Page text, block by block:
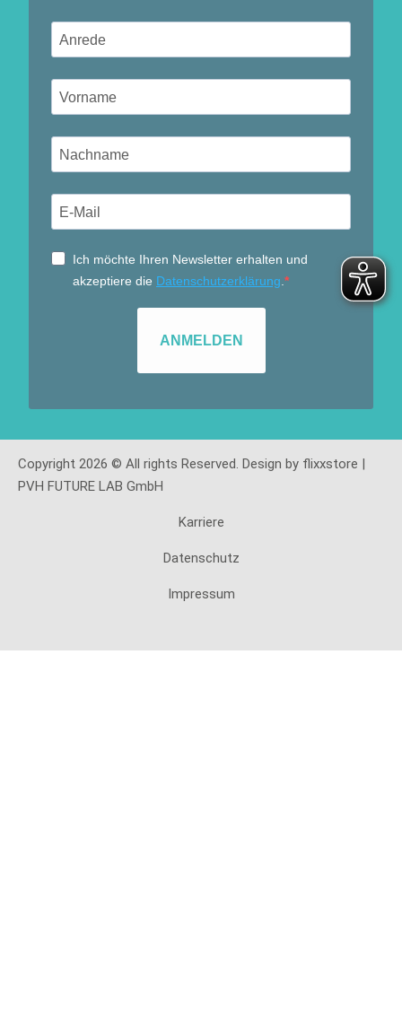
Ich möchte Ihren Newsletter erhalten und
akzeptiere die Datenschutzerklärung
ANMELDEN
Copyright 2026 © All rights Reserved. Design by flixxstore |
PVH FUTURE LAB GmbH
Karriere
Datenschutz
Impressum